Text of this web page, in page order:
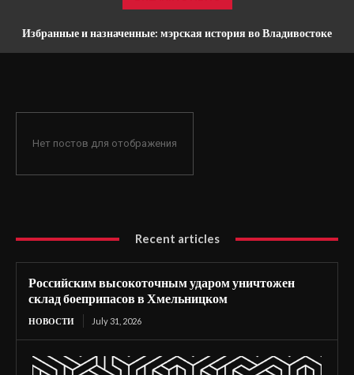
Избранные и назначенные: мэрская история во Владивостоке
Нет постов для отображения
Recent articles
Российским высокоточным ударом уничтожен
склад боеприпасов в Хмельницком
НОВОСТИ July 31, 2026